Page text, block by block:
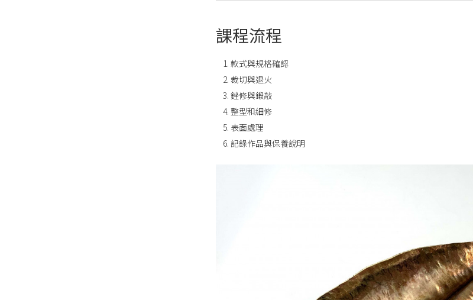
課程流程
款式與規格確認
裁切與退火
銼修與鍛敲
整型和細修
表面處理
記錄作品與保養說明